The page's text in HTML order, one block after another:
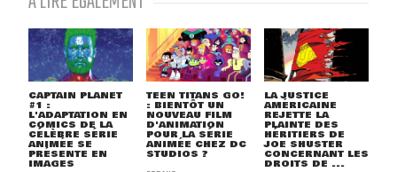
CAPTAIN PLANET
#1 :
L'ADAPTATION EN
COMICS DE LA
CÉLÈBRE SÉRIE
ANIMÉE SE
PRÉSENTE EN
IMAGES
TEEN TITANS GO!
: BIENTÔT UN
NOUVEAU FILM
D'ANIMATION
POUR LA SÉRIE
ANIMÉE CHEZ DC
STUDIOS ?
LA JUSTICE
AMÉRICAINE
REJETTE LA
PLAINTE DES
HÉRITIERS DE
JOE SHUSTER
CONCERNANT LES
DROITS DE ...